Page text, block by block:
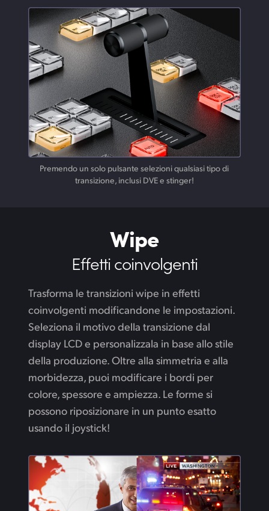
Premendo un solo pulsante selezioni qualsiasi tipo di
transizione, inclusi DVE e stinger!
Wipe
Effetti coinvolgenti
Trasforma le transizioni wipe in effetti
coinvolgenti modificandone le impostazioni.
Seleziona il motivo della transizione dal
display LCD e personalizzala in base allo stile
della produzione. Oltre alla simmetria e alla
morbidezza, puoi modificare i bordi per
colore, spessore e ampiezza. Le forme si
possono riposizionare in un punto esatto
usando il joystick!